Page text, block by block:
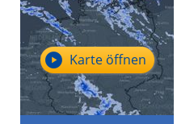
Karte öffnen